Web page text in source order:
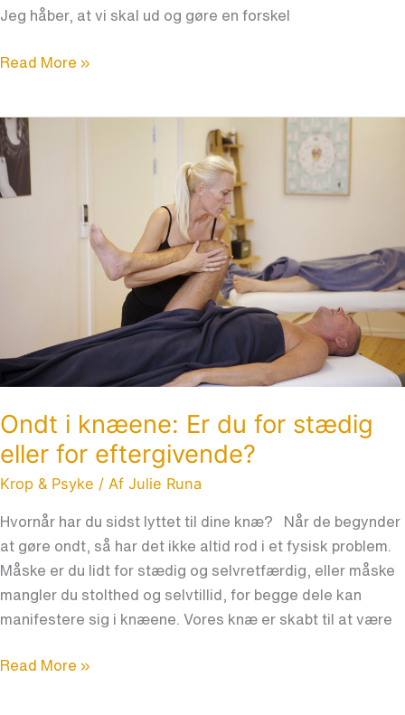
Jeg håber, at vi skal ud og gøre en forskel
Read More »
Ondt i knæene: Er du for stædig
eller for eftergivende?
Krop & Psyke / Af Julie Runa
Hvornår har du sidst lyttet til dine knæ? Når de begynder
at gøre ondt, så har det ikke altid rod i et fysisk problem.
Måske er du lidt for stædig og selvretfærdig, eller måske
mangler du stolthed og selvtillid, for begge dele kan
manifestere sig i knæene. Vores knæ er skabt til at være
Ondt
i
knæene:
Er
eftergivende?
Read More »